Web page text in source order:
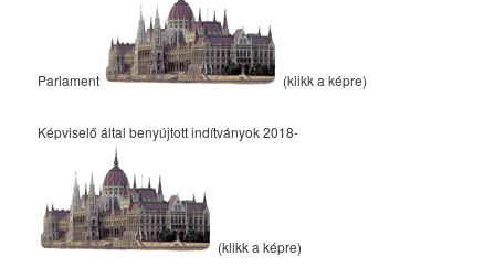
Parlament (klikk a képre)
Képviselő által benyújtott indítványok 2018-
(klikk a képre)